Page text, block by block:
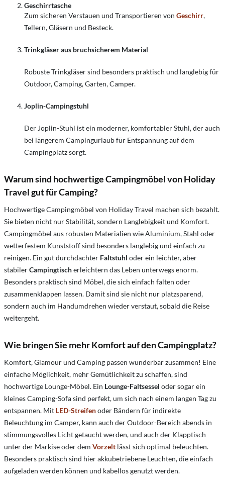
Geschirrtasche
Zum sicheren Verstauen und Transportieren von Geschirr,
Tellern, Gläsern und Besteck.
Trinkgläser aus bruchsicherem Material
Robuste Trinkgläser sind besonders praktisch und langlebig für
Outdoor, Camping, Garten, Camper.
Joplin-Campingstuhl
Der Joplin-Stuhl ist ein moderner, komfortabler Stuhl, der auch
bei längerem Campingurlaub für Entspannung auf dem
Campingplatz sorgt.
Warum sind hochwertige Campingmöbel von Holiday
Travel gut für Camping?
Hochwertige Campingmöbel von Holiday Travel machen sich bezahlt.
Sie bieten nicht nur Stabilität, sondern Langlebigkeit und Komfort.
Campingmöbel aus robusten Materialien wie Aluminium, Stahl oder
wetterfestem Kunststoff sind besonders langlebig und einfach zu
reinigen. Ein gut durchdachter Faltstuhl oder ein leichter, aber
stabilerCampingtischerleichtern das Leben unterwegs enorm.
Besonders praktisch sind Möbel, die sich einfach falten oder
zusammenklappen lassen. Damit sind sie nicht nur platzsparend,
sondern auch im Handumdrehen wieder verstaut, sobald die Reise
weitergeht.
Wie bringen Sie mehr Komfort auf den Campingplatz?
Komfort, Glamour und Camping passen wunderbar zusammen! Eine
einfache Möglichkeit, mehr Gemütlichkeit zu schaffen, sind
hochwertige Lounge-Möbel. Ein Lounge-Faltsessel oder sogar ein
kleines Camping-Sofa sind perfekt, um sich nach einem langen Tag zu
entspannen. Mit LED-Streifenoder Bändern für indirekte
Beleuchtung im Camper, kann auch der Outdoor-Bereich abends in
stimmungsvolles Licht getaucht werden, und auch der Klapptisch
unter der Markise oder dem Vorzelt lässt sich optimal beleuchten.
Besonders praktisch sind hier akkubetriebene Leuchten, die einfach
aufgeladen werden können und kabellos genutzt werden.